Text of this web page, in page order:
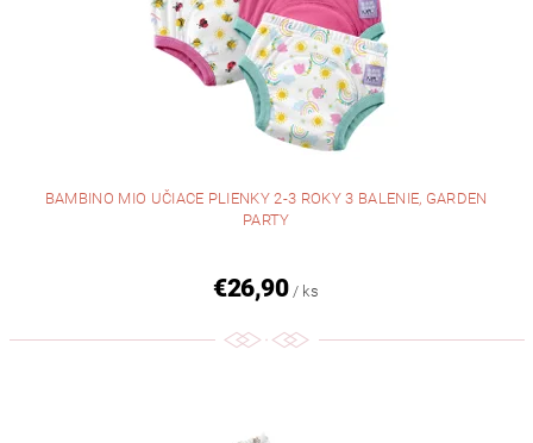
BAMBINO MIO UČIACE PLIENKY 2-3 ROKY 3 BALENIE, GARDEN
PARTY
€26,90 / ks